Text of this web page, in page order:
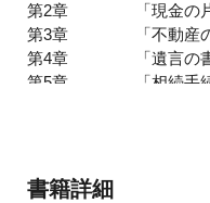
第2章
「現金の
第3章
「不動産
第4章
「遺言の
第5章
「相続手
「片づけ
書籍詳細